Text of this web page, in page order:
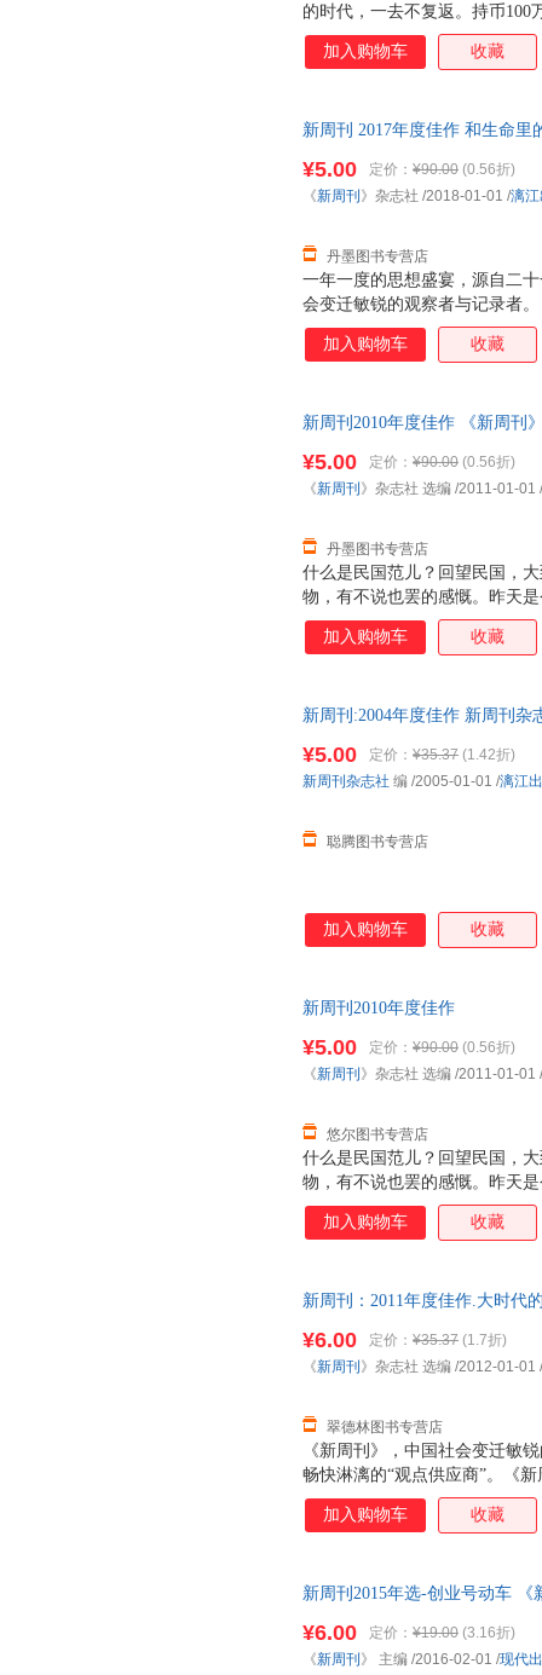
的时代，一去不复返。持币100
榜……（《中国有多贵》）日
球调到振动模式、经济调到通
悦父母、两位肇事司机的行为
的痛苦》）2011《新周刊》，
有多贵、我们如何安慰自己、
加入购物车 收藏
新周刊 2017年度佳作 和生命
一年一度的思想盛宴，源自二
会变迁敏锐的观察者与记录者
应商”。 《新周刊》，媒体同
刊》，商家及投资人眼中不可
¥5.00 定价： ¥90.00 (0.56折)
丹墨图书专营店
《新周刊 》杂志社 /2018-01-01 /漓
加入购物车 收藏
新周刊2010年度佳作 《新周刊
什么是民国范儿？回望民国，
物，有不说也罢的感慨。昨天
什么范儿？请听艺术家陈丹青
望，又对现实绝望；自己骂她
人的生存技能？{《中国人为什
链接起社会的神经末梢，共振
你属哪一座城？结婚，离婚，
¥5.00 定价： ¥90.00 (0.56折)
丹墨图书专营店
《新周刊 》杂志社 选编 /2011-01-01 /
加入购物车 收藏
新周刊:2004年度佳作 新周刊
¥5.00 定价： ¥35.37 (1.42折)
聪腾图书专营店
新周刊杂志社 编 /2005-01-01 /漓江
加入购物车 收藏
新周刊2010年度佳作
什么是民国范儿？回望民国，
物，有不说也罢的感慨。昨天
什么范儿？请听艺术家陈丹青
望，又对现实绝望；自己骂她
人的生存技能？{《中国人为什
链接起社会的神经末梢，共振
你属哪一座城？结婚，离婚，
¥5.00 定价： ¥90.00 (0.56折)
悠尔图书专营店
《新周刊 》杂志社 选编 /2011-01-01 /
加入购物车 收藏
新周刊：2011年度佳作.大时代
《新周刊》，中国社会变迁敏
畅快淋漓的“观点供应商”。《
发源地”。《新周刊》，商家及
读着《新周刊》成长的新锐青
活”是一种消费生活》、《搞笑
¥6.00 定价： ¥35.37 (1.7折)
翠德林图书专营店
《新周刊 》杂志社 选编 /2012-01-01 /
加入购物车 收藏
新周刊2015年选-创业号动车
¥6.00 定价： ¥19.00 (3.16折)
《新周刊 》 主编 /2016-02-01 /现代